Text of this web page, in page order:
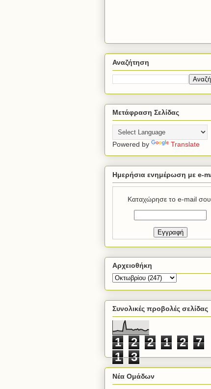
Αναζήτηση
Μετάφραση Σελίδας
Powered by Translate
Ημερήσια ενημέρωση με e-
Καταχώρησε το e-mail
Αρχειοθήκη
Συνολικές προβολές σελίδας
1 2 2 1 2
7
1
3
Νέα Ομάδων